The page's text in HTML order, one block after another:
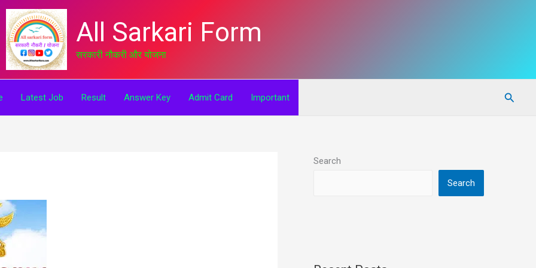
All Sarkari Form
सरकारी नौकरी और योजना
Latest Job Result Answer Key Admit Card Important
Search
Search